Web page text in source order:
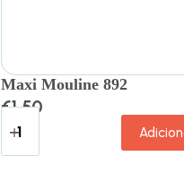
Maxi Mouline 892
€1.50